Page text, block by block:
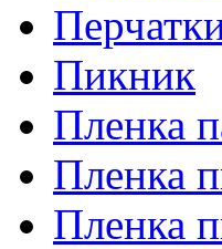
Пикник
Пленка
Пленка
Пленка